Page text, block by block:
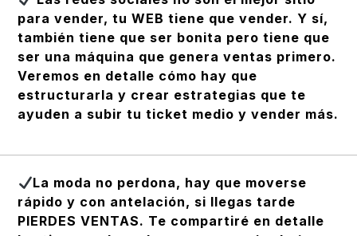
para vender, tu WEB tiene que vender. Y sí,
también tiene que ser bonita pero tiene que
ser una máquina que genera ventas primero.
Veremos en detalle cómo hay que
estructurarla y crear estrategias que te
ayuden a subir tu ticket medio y vender más.
La moda no perdona, hay que moverse
rápido y con antelación, si llegas tarde
PIERDES VENTAS. Te compartiré en detalle